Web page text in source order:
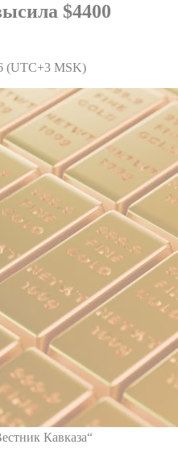
$4400
(UTC+3 MSK)
Кавказа“